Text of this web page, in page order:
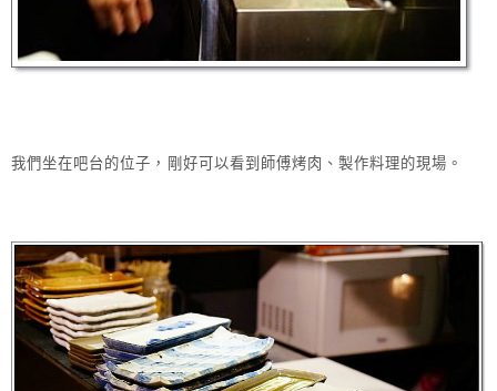
我們坐在吧台的位子，剛好可以看到師傅烤肉、製作料理的現場。